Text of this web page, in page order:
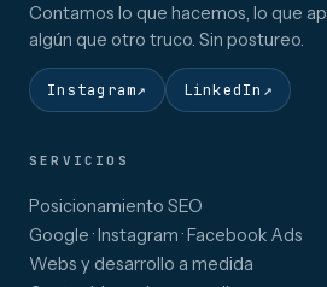
Contamos lo que hacemos, lo que
algún que otro truco. Sin postureo.
Instagram↗ LinkedIn ↗
SERVICIOS
Posicionamiento SEO
Google · Instagram · Facebook Ads
Webs y desarrollo a medida